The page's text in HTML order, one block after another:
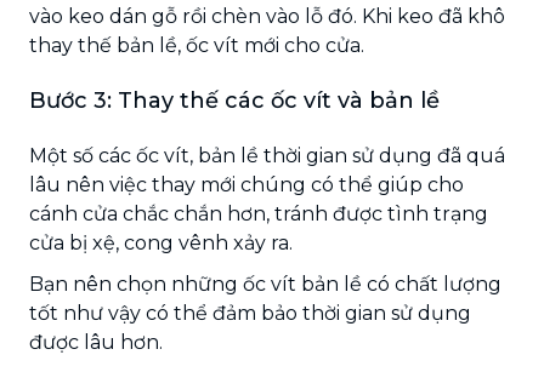
vào keo dán gỗ rồi chèn vào lỗ đó. Khi keo đã khô
thay thế bản lề, ốc vít mới cho cửa.
Bước 3: Thay thế các ốc vít và bản lề
Một số các ốc vít, bản lề thời gian sử dụng đã quá
lâu nên việc thay mới chúng có thể giúp cho
cánh cửa chắc chắn hơn, tránh được tình trạng
cửa bị xệ, cong vênh xảy ra.
Bạn nên chọn những ốc vít bản lề có chất lượng
tốt như vậy có thể đảm bảo thời gian sử dụng
được lâu hơn.